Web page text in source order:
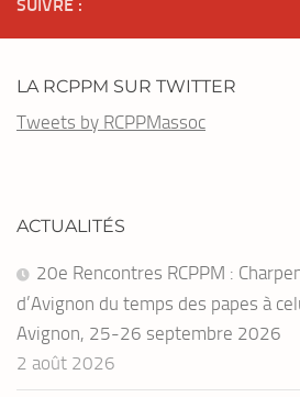
SUIVRE :
LA RCPPM SUR TWITTER
Tweets by RCPPMassoc
ACTUALITÉS
20e Rencontres RCPPM :
d’Avignon du temps des papes à
Avignon, 25-26 septembre 2026
2 août 2026